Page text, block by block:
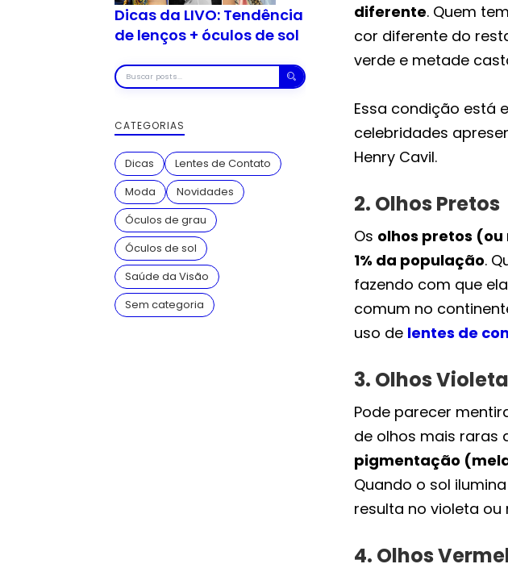
diferente. Quem
cor diferente do
verde e metade
Essa condição está
celebridades
Henry Cavil.
2. Olhos Pretos
Os olhos pretos
1% da população.
fazendo com que
comum no
uso de lentes de
3. Olhos Violeta
Pode parecer
de olhos mais raras
pigmentação
Quando o sol
resulta no violeta ou
4. Olhos
Dicas da LIVO: Tendência
de lenços + óculos de sol
Buscar
posts
CATEGORIAS
Dicas
Lentes de Contato
Moda
Novidades
Óculos de grau
Óculos de sol
Saúde da Visão
Sem categoria